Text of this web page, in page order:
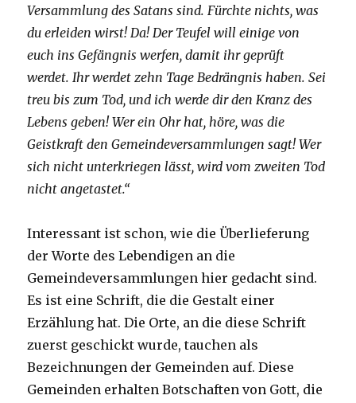
Versammlung des Satans sind. Fürchte nichts, was
du erleiden wirst! Da! Der Teufel will einige von
euch ins Gefängnis werfen, damit ihr geprüft
werdet. Ihr werdet zehn Tage Bedrängnis haben. Sei
treu bis zum Tod, und ich werde dir den Kranz des
Lebens geben! Wer ein Ohr hat, höre, was die
Geistkraft den Gemeindeversammlungen sagt! Wer
sich nicht unterkriegen lässt, wird vom zweiten Tod
nicht angetastet.“
Interessant ist schon, wie die Überlieferung
der Worte des Lebendigen an die
Gemeindeversammlungen hier gedacht sind.
Es ist eine Schrift, die die Gestalt einer
Erzählung hat. Die Orte, an die diese Schrift
zuerst geschickt wurde, tauchen als
Bezeichnungen der Gemeinden auf. Diese
Gemeinden erhalten Botschaften von Gott, die